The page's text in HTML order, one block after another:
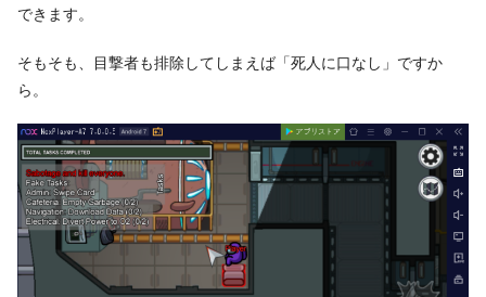
できます。
そもそも、目撃者も排除してしまえば「死人に口なし」ですか
ら。